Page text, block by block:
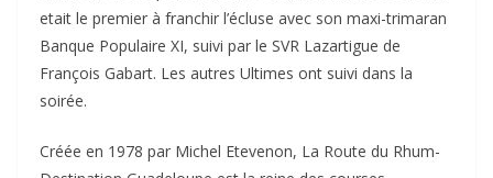
etait le premier à franchir l’écluse avec son maxi-trimaran
Banque Populaire XI, suivi par le SVR Lazartigue de
François Gabart. Les autres Ultimes ont suivi dans la
soirée.
Créée en 1978 par Michel Etevenon, La Route du Rhum-